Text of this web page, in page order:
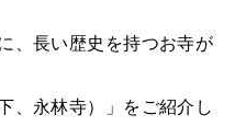
、長い歴史を持つお寺が
永林寺）」をご紹介し